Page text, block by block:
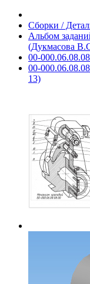
Сборки /
Альбом
(Дукмасова
00-
00-
13)